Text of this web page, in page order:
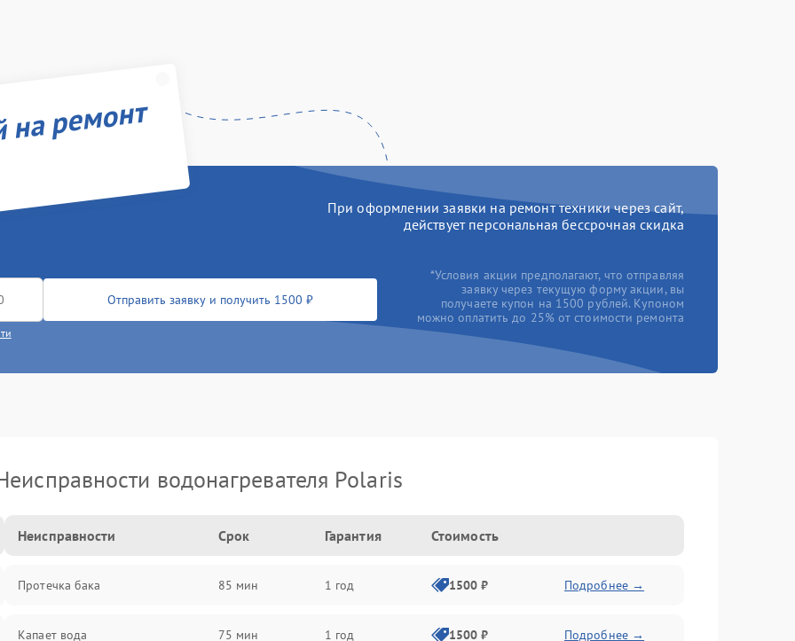
ремонт
При оформлении заявки на ремонт техники через сайт,
действует персональная бессрочная скидка
Отправить заявку и получить 1500 ₽
*Условия акции предполагают, что отправляя
заявку через текущую форму акции, вы
получаете купон на 1500 рублей. Купоном
можно оплатить до 25% от стоимости ремонта
водонагревателя Polaris
Неисправности Срок Гарантия Стоимость
Протечка бака 85 мин 1 год 1500 ₽ Подробнее →
Капает вода 75 мин 1 год 1500 ₽ Подробнее →